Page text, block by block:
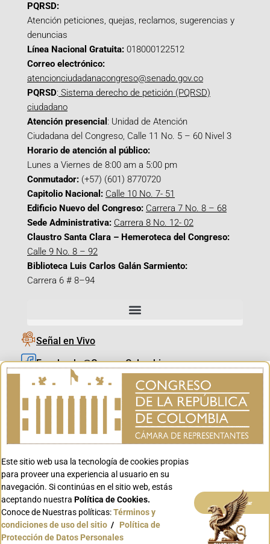
PQRSD:
Atención peticiones, quejas, reclamos, sugerencias y
denuncias
Línea Nacional Gratuita: 018000122512
Correo electrónico:
atencionciudadanacongreso@senado.gov.co
PQRSD: Sistema derecho de petición (PQRSD)
ciudadano
Atención presencial : Unidad de Atención
Ciudadana del Congreso, Calle 11 No. 5 – 60 Nivel 3
Horario de atención al público:
Lunes a Viernes de 8:00 am a 5:00 pm
Conmutador: (+57) (601) 8770720
Capitolio Nacional: Calle 10 No. 7- 51
Edificio Nuevo del Congreso: Carrera 7 No. 8 – 68
Sede Administrativa: Carrera 8 No. 12- 02
Claustro Santa Clara – Hemeroteca del Congreso:
Calle 9 No. 8 – 92
Biblioteca Luis Carlos Galán Sarmiento:
Carrera 6 # 8–94
Señal en Vivo
Facebook_@CamaraColombia
Instagram_@CamaraColombia
X_@CamaraColombia
Youtube_@CamaraColombia
Youtube_@CanalCongreso
Conoce GOV.CO
Este sitio web usa la tecnología de cookies propias
para proveer una experiencia al usuario en su
navegación. Si continúas en el sitio web, estás
aceptando nuestra Política de Cookies.
Conoce de Nuestras políticas:Términos y
condiciones de uso del sitio / Política de
Protección de Datos Personales
Aceptar